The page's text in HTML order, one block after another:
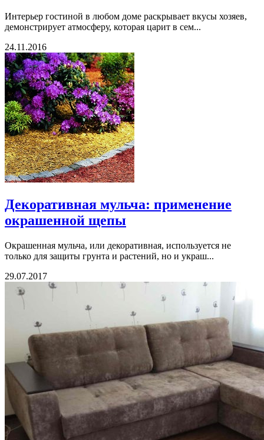
Интерьер гостиной в любом доме раскрывает вкусы хозяев,
демонстрирует атмосферу, которая царит в сем...
24.11.2016
Декоративная мульча: применение
окрашенной щепы
Окрашенная мульча, или декоративная, используется не
только для защиты грунта и растений, но и украш...
29.07.2017